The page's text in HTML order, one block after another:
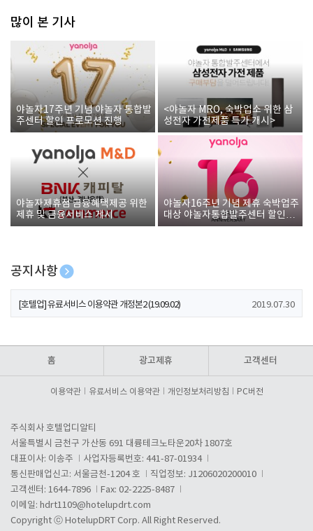
많이 본 기사
야놀자17주년 기념 야놀자 통합발
주센터 할인 프로모션 진행
<야놀자 MRO, 숙박업소 위한 삼
성전자 가전제품 특가 개시>
야놀자제휴점 금융혜택제공 위한
제휴 및 금융서비스 게시
야놀자16주년 기념 제휴 숙박업주
대상 야놀자통합발주센터 할인쿠
폰 증정
공지사항
[호텔업] 개인정보 처리방침 개정본1 (19.09.02)
[호텔업] 유료서비스 이용약관 개정본2 (19.09.02) 2019.07.30
홈 광고제휴 고객센터
이용약관 유료서비스 이용약관 개인정보처리방침 PC버전
주식회사 호텔업디알티
서울특별시 금천구 가산동 691 대륭테크노타운20차 1807호
대표이사: 이송주
사업자등록번호: 441-87-01934
통신판매업신고: 서울금천-1204 호
직업정보: J1206020200010
고객센터: 1644-7896
Fax: 02-2225-8487
이메일: hdrt1109@hotelupdrt.com
Copyright ⓒ HotelupDRT Corp. All Right Reserved.